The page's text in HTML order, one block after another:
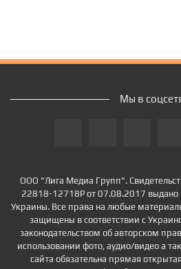
ООО "Лига Медиа Групп".
22818-12718Р от 07.08.2017
Украины. Все права на любые
защищены в соответствии с
законодательством об авторском
использовании фото, аудио/видео а
сайта обязательна прямая
Мы в